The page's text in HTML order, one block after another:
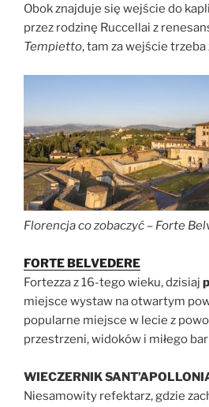
Obok znajduje się wejście do
przez rodzinę Ruccellai z
Tempietto, tam za wejście trzeba
Florencja co zobaczyć – Forte
FORTE BELVEDERE
Fortezza z 16-tego wieku, dzisiaj
miejsce wystaw na otwartym
popularne miejsce w lecie z
przestrzeni, widoków i miłego
WIECZERNIK
Niesamowity refektarz, gdzie